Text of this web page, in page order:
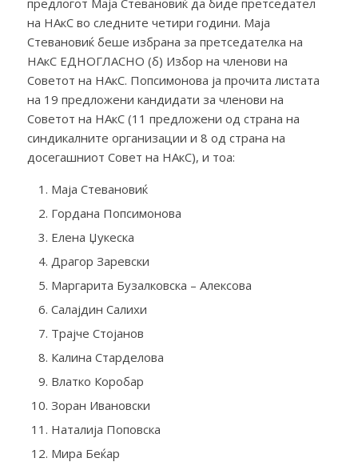
на НАкС во следните четири години. Маја
Стевановиќ беше избрана за претседателка на
НАкС ЕДНОГЛАСНО (б) Избор на членови на
Советот на НАкС. Попсимонова ја прочита листата
на 19 предложени кандидати за членови на
Советот на НАкС (11 предложени од страна на
синдикалните организации и 8 од страна на
досегашниот Совет на НАкС), и тоа:
Маја Стевановиќ
Гордана Попсимонова
Елена Џукеска
Драгор Заревски
Маргарита Бузалковска – Алексова
Салајдин Салихи
Трајче Стојанов
Калина Старделова
Влатко Коробар
Зоран Ивановски
Наталија Поповска
Мира Беќар